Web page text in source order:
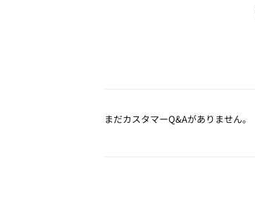
まだカスタマーQ&Aがありません。